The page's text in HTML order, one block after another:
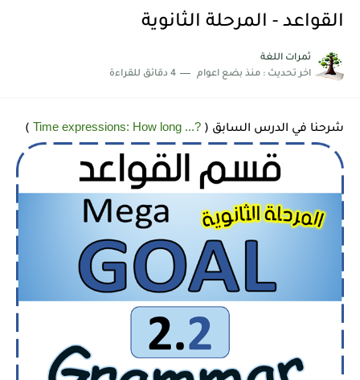
القواعد - المرحلة الثانوية
ثمرات اللغة
اخر تحديث : منذ بضع اعوام 4 دقائق للقراءة
( Time expressions: How long ...? ) شرحنا في الدرس السابق